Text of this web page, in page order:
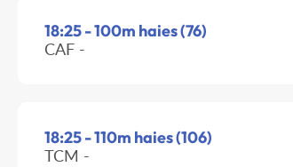
18:25 - 100m haies (76)
CAF -
18:25 - 110m haies (106)
TCM -